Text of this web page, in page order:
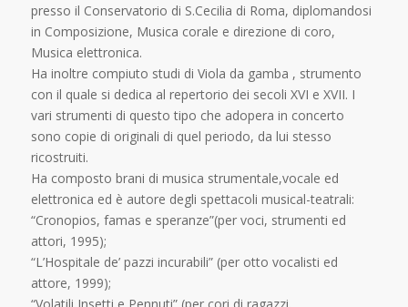
presso il Conservatorio di S.Cecilia di Roma, diplomandosi
in Composizione, Musica corale e direzione di coro,
Musica elettronica.
Ha inoltre compiuto studi di Viola da gamba , strumento
con il quale si dedica al repertorio dei secoli XVI e XVII. I
vari strumenti di questo tipo che adopera in concerto
sono copie di originali di quel periodo, da lui stesso
ricostruiti.
Ha composto brani di musica strumentale,vocale ed
elettronica ed è autore degli spettacoli musical-teatrali:
“Cronopios, famas e speranze”(per voci, strumenti ed
attori, 1995);
“L’Hospitale de’ pazzi incurabili” (per otto vocalisti ed
attore, 1999);